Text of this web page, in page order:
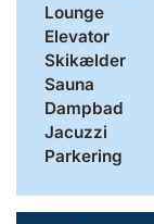
Lounge
Elevator
Skikælder
Sauna
Dampbad
Jacuzzi
Parkering